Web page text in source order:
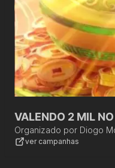
VALENDO 2 MIL
Organizado por Diogo
ver campanhas